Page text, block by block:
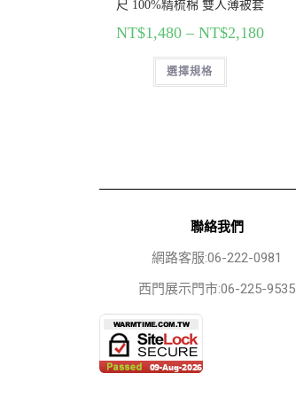
尺 100%精梳棉 雙人薄被套
NT$1,480– NT$2,180
選擇規格
聯絡我們
網路客服:06-222-0981
西門展示門市:06-225-9535